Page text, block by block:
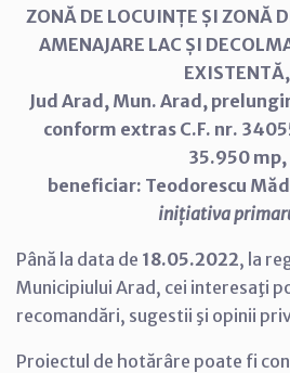
ZONĂ DE LOCUINȚE ȘI ZONĂ
AMENAJARE LAC ȘI
EXISTENTĂ,
Jud Arad, Mun. Arad,
conform extras C.F. nr.
35.950 mp,
beneficiar: Teodorescu
inițiativa
Până la data de 18.05.2022, la
Municipiului Arad, cei interesaţi
recomandări, sugestii şi opinii
Proiectul de hotărâre poate fi